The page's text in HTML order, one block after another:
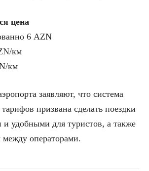
цена
6 AZN
км
км
заявляют, что система
призвана сделать поездки
и удобными для туристов, а также
операторами.